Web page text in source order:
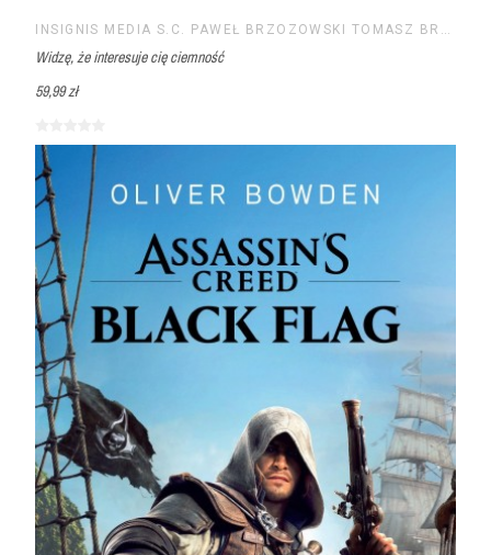
INSIGNIS MEDIA S.C. PAWEŁ BRZOZOWSKI TOMASZ BRZOZOWSKI
Widzę, że interesuje cię ciemność
59,99 zł